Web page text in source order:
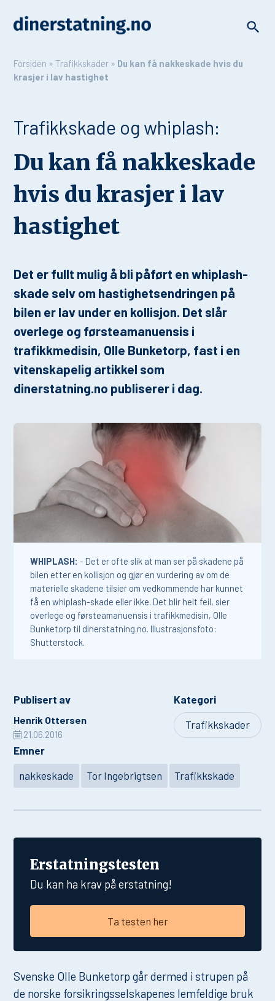
Forsiden » Trafikkskader » Du kan få nakkeskade hvis du
krasjer i lav hastighet
Trafikkskade og whiplash:
Du kan få nakkeskade
hvis du krasjer i lav
hastighet
Det er fullt mulig å bli påført en whiplash-
skade selv om hastighetsendringen på
bilen er lav under en kollisjon. Det slår
overlege og førsteamanuensis i
trafikkmedisin, Olle Bunketorp, fast i en
vitenskapelig artikkel som
dinerstatning.no publiserer i dag.
WHIPLASH: - Det er ofte slik at man ser på skadene på
bilen etter en kollisjon og gjør en vurdering av om de
materielle skadene tilsier om vedkommende har kunnet
få en whiplash-skade eller ikke. Det blir helt feil, sier
overlege og førsteamanuensis i trafikkmedisin, Olle
Bunketorp til dinerstatning.no. Illustrasjonsfoto:
Shutterstock.
Publisert av
Henrik Ottersen
21.06.2016
Kategori
Trafikkskader
Emner
nakkeskade Tor Ingebrigtsen Trafikkskade
Erstatningstesten
Du kan ha krav på erstatning!
Ta testen her
Svenske Olle Bunketorp går dermed i strupen på
de norske forsikringsselskapenes lemfeldige bruk